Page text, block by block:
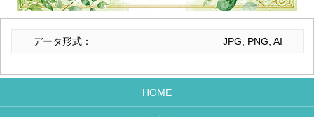
データ形式： JPG, PNG, AI
HOME